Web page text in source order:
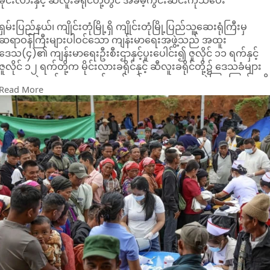
မ်းပြည်နယ်၊ ကျိုင်းတုံမြို့ရှိ ကျိုင်းတုံမြို့ပြည်သူ့ဆေးရုံကြီးမှ
ရာဝန်ကြီးများပါဝင်သော ကျန်းမာရေးအဖွဲ့သည် အထူး
ေသ(၄)၏ ကျန်းမာရေးဦးစီးဌာနှင့်ပူးပေါင်း၍ ဇူလိုင် ၁၁ ရက်နှင့်
လိုင် ၁၂ ရက်တို့က မိုင်းလားခရိုင်နှင့် ဆီလူးခရိုင်တို့၌ ဒေသခံများ
ားအခမဲ့ကျန်းမာရေးကွင်းဆင်းစစ်ဆေးကုသပေးခဲ့ကြကြောင်း သိ
သည်။
ထူးကုဌာန(၁၀)ခုမှ ဆရာဝန်ကြီးများက ဒေသခံ (၂,၀၀၀)ဦးခန့်
ားကုသမှုများပြုလုပ်ပေးခဲ့ကြပြီး မိုးရာသီတွင် အဖြစ်များသော
ောဂါများနှင့်ပတ်သက်၍ ကျန်းမာရေးအသိပညာပေးခြင်းများကို
ည်းပြုလုပ်ခဲ့ကြကြောင်း သိရသည်။
ထူးဒေသ(၄)အနေဖြင့် အခမဲ့ကွင်းဆင်းကုသပေးခြင်းနှင့်
ျန်းမာရေးဆိုင်ရာကူညီပံ့ပိုးမှုများကို ပုံမှန်ဆောင်ရွက်သွားမည်ဖြစ်
ြီး အခြေခံအဆင့် ကျန်းမာ ရေးဝန်ဆောင်မှုပေးခြင်းကိုလည်း မြှင့်
င်သွားမည်ဖြစ်ကြောင်း သိရသည်။
More